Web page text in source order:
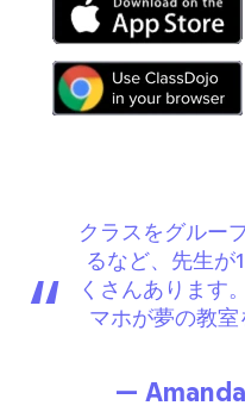
“
クラスをグルー
るなど、先生が
くさんあります
マホが夢の教
—